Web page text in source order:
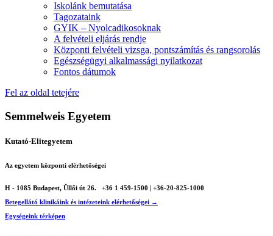
Iskolánk bemutatása
Tagozataink
GYIK – Nyolcadikosoknak
A felvételi eljárás rendje
Központi felvételi vizsga, pontszámítás és rangsorolás
Egészségügyi alkalmassági nyilatkozat
Fontos dátumok
Fel az oldal tetejére
Semmelweis Egyetem
Kutató-Elitegyetem
Az egyetem központi elérhetőségei
H - 1085 Budapest, Üllői út 26.
+36 1 459-1500 | +36-20-825-1000
Betegellátó klinikáink és intézeteink elérhetőségei →
Egységeink térképen